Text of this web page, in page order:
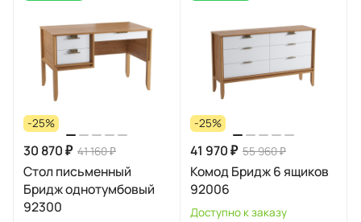
-25%
30 870 ₽ 41 160 ₽
Стол письменный
Бридж однотумбовый
92300
-25%
41 970 ₽ 55 960 ₽
Комод Бридж 6 ящиков
92006
Доступно к заказу